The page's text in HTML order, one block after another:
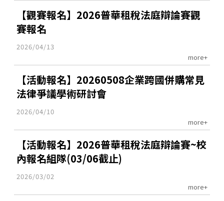
【觀賽報名】2026普華租稅法庭辯論賽觀
賽報名
2026/04/13
more+
【活動報名】20260508企業跨國併購常見
法律爭議學術研討會
2026/04/10
more+
【活動報名】2026普華租稅法庭辯論賽~校
內報名組隊(03/06截止)
2026/03/02
more+